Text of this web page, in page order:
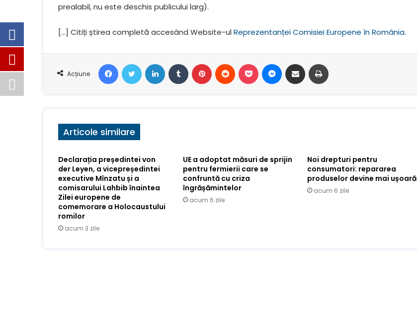
prealabil, nu este deschis publicului larg).
[…] Citiți știrea completă accesând Website-ulReprezentanței Comisiei Europene în România.
Acțiune
FacebookStare de nervozitateLinkedIn Tumblr Pinterest Reddit Buzunar Mesager Distribuie prin e-mail
Articole similare
Declarația președintei von
der Leyen, a vicepreședintei
executive Mînzatu și a
comisarului Lahbib înaintea
Zilei europene de
comemorare a Holocaustului
romilor
acum 3 zile
UE a adoptat măsuri de sprijin
pentru fermierii care se
confruntă cu criza
îngrășămintelor
acum 6 zile
Noi drepturi pentru
consumatori: repararea
produselor devine mai ușoară
acum 6 zile